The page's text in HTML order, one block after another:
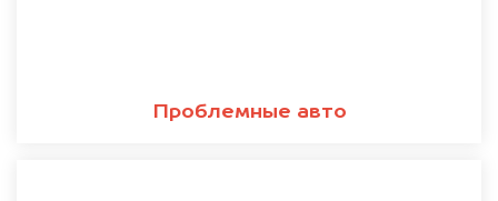
Проблемные авто